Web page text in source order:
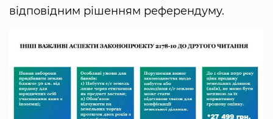
відповідним рішенням референдуму.